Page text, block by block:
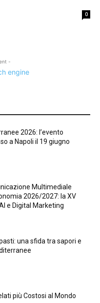
0
-
2026: l’evento
a Napoli il 19 giugno
Multimediale
2026/2027: la XV
e Digital Marketing
una sfida tra sapori e
più Costosi al Mondo